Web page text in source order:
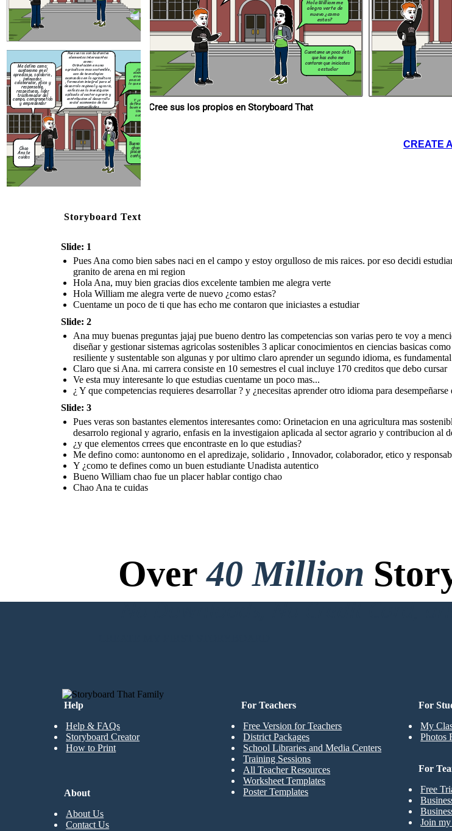
placer hablar
contigo chao
Ana te
cuidas
¿y que
elementos
crrees que
encontraste en
lo que estudias?
Pues veras son bastantes
elementos interesantes
como:
Orinetacion en una
agricultura mas sostenible,
uso de tecnologias
avanzadas en la agricultura
, formacion integral para el
desarrolo regional y agrario,
enfasis en la investigaion
aplicada al sector agrario y
contribucion al desarrollo
social economico de las
comunidades
Me defino como:
auntonomo en el
apredizaje, solidario ,
Innovador,
colaborador, etico y
responsable,
respectuoso, lider
trasformador del
campo, comprometido
y empredendor Y ¿como te
defines como un
buen estudiante
Unadista
autentico
Bueno William
chao fue un
placer hablar
contigo chao
Chao
Ana te
cuidas
Cree sus los propios en Storyboard That
Cuentame un poco de ti
que has echo me
contaron que iniciastes
a estudiar
Hola William me
alegra verte de
nuevo ¿como
estas?
CREATE
Storyboard Text
Slide: 1
Pues Ana como bien sabes naci en el campo y estoy orgulloso de mis raices. por eso decidi
granito de arena en mi region
Hola Ana, muy bien gracias dios excelente tambien me alegra verte
Hola William me alegra verte de nuevo ¿como estas?
Cuentame un poco de ti que has echo me contaron que iniciastes a estudiar
Slide: 2
Ana muy buenas preguntas jajaj pue bueno dentro las competencias son varias pero te voy a
diseñar y gestionar sistemas agricolas sostenibles 3 aplicar conocimientos en ciencias basicas
resiliente y sustentable son algunas y por ultimo claro aprender un segundo idioma, es
Claro que si Ana. mi carrera consiste en 10 semestres el cual incluye 170 creditos que debo cursar
Ve esta muy interesante lo que estudias cuentame un poco mas...
¿ Y que competencias requieres desarrollar ? y ¿necesitas aprender otro idioma para
Slide: 3
Pues veras son bastantes elementos interesantes como: Orinetacion en una agricultura mas
desarrolo regional y agrario, enfasis en la investigaion aplicada al sector agrario y contribucion al
¿y que elementos crrees que encontraste en lo que estudias?
Me defino como: auntonomo en el apredizaje, solidario , Innovador, colaborador, etico y
Y ¿como te defines como un buen estudiante Unadista autentico
Bueno William chao fue un placer hablar contigo chao
Chao Ana te cuidas
Over40 Million
No Downloads, No Credit Card,
Help
Help & FAQs
Storyboard Creator
How to Print
For
My
Photos
For Teachers
Free Version for Teachers
District Packages
School Libraries and Media Centers
Training Sessions
All Teacher Resources
Worksheet Templates
Poster Templates
For
Free
Join
About
About Us
Contact Us